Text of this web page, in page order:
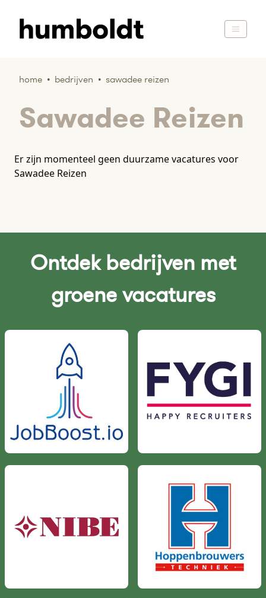
home • bedrijven • sawadee reizen
Sawadee Reizen
Er zijn momenteel geen duurzame vacatures voor
Sawadee Reizen
Ontdek bedrijven met
groene vacatures